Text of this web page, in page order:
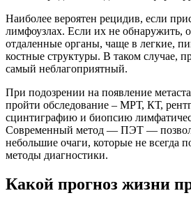
Наиболее вероятен рецидив, если
лимфоузлах. Если их не обнаружить,
отдаленные органы, чаще в легкие,
костные структуры. В таком случае,
самый неблагоприятный.
При подозрении на появление
пройти обследование – МРТ, КТ,
сцинтиграфию и биопсию
Современный метод — ПЭТ —
небольшие очаги, которые не всегда
методы диагностики.
Какой прогноз жизни